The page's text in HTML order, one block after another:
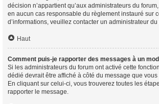
décision n’appartient qu’aux administrateurs du
en aucun cas responsable du règlement instauré sur
d’informations, veuillez contacter un administrateur du
Haut
Comment puis-je rapporter des messages à un
Si les administrateurs du forum ont activé cette
dédié devrait être affiché à côté du message que
En cliquant sur celui-ci, vous trouverez toutes les
rapporter le message.